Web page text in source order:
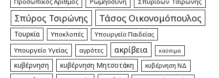
Σπύρος Τσιρώνης Τάσος Οικονομόπουλος
Τουρκία Υποκλοπές
Υπουργείο Παιδείας
Υπουργείο Υγείας
αγρότες ακρίβεια καύσιμα
κυβέρνηση κυβέρνηση Μητσοτάκη κυβέρνηση ΝΔ